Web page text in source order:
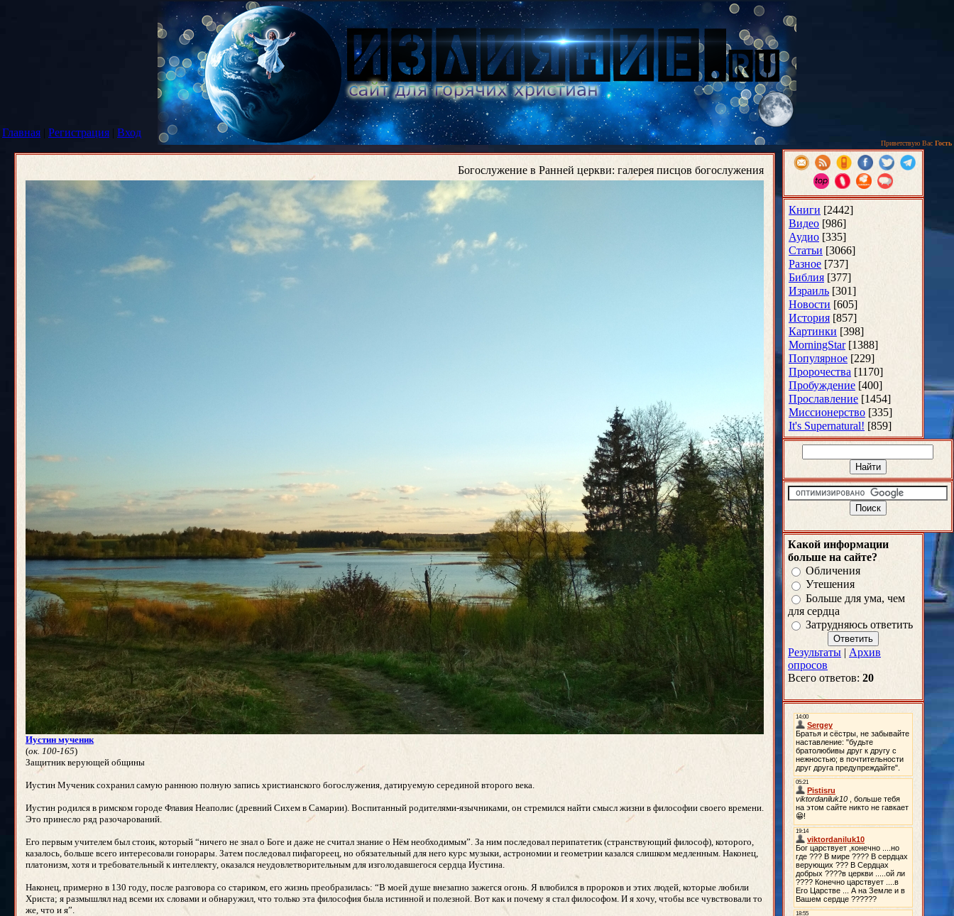
Главная | Регистрация | Вход
Приветствую Вас Гость
Богослужение в Ранней церкви: галерея писцов богослужения
Иустин мученик
(ок. 100-165)
Защитник верующей общины
Иустин Мученик сохранил самую раннюю полную запись христианского богослужения, датируемую серединой второго века.
Иустин родился в римском городе Флавия Неаполис (древний Сихем в Самарии). Воспитанный родителями-язычниками, он стремился найти смысл жизни в философии своего времени.
Это принесло ряд разочарований.
Его первым учителем был стоик, который “ничего не знал о Боге и даже не считал знание о Нём необходимым”. За ним последовал перипатетик (странствующий философ), которого,
казалось, больше всего интересовали гонорары. Затем последовал пифагореец, но обязательный для него курс музыки, астрономии и геометрии казался слишком медленным. Наконец,
платонизм, хотя и требовательный к интеллекту, оказался неудовлетворительным для изголодавшегося сердца Иустина.
Наконец, примерно в 130 году, после разговора со стариком, его жизнь преобразилась: “В моей душе внезапно зажегся огонь. Я влюбился в пророков и этих людей, которые любили
Христа; я размышлял над всеми их словами и обнаружил, что только эта философия была истинной и полезной. Вот как и почему я стал философом. И я хочу, чтобы все чувствовали то
же, что и я”.
Книги [2442]
Видео [986]
Аудио [335]
Статьи [3066]
Разное [737]
Библия [377]
Израиль [301]
Новости [605]
История [857]
Картинки [398]
MorningStar [1388]
Популярное [229]
Пророчества [1170]
Пробуждение [400]
Прославление [1454]
Миссионерство [335]
It's Supernatural! [859]
Какой информации
больше на сайте?
Обличения
Утешения
Больше для ума, чем
для сердца
Затрудняюсь ответить
Результаты | Архив
опросов
Всего ответов: 20